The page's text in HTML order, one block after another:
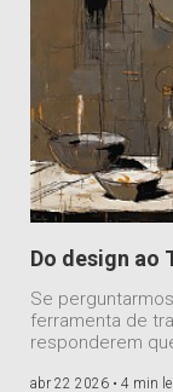
Do design ao
Se
ferramenta de
responderem
abr 22 2026 • 4 min